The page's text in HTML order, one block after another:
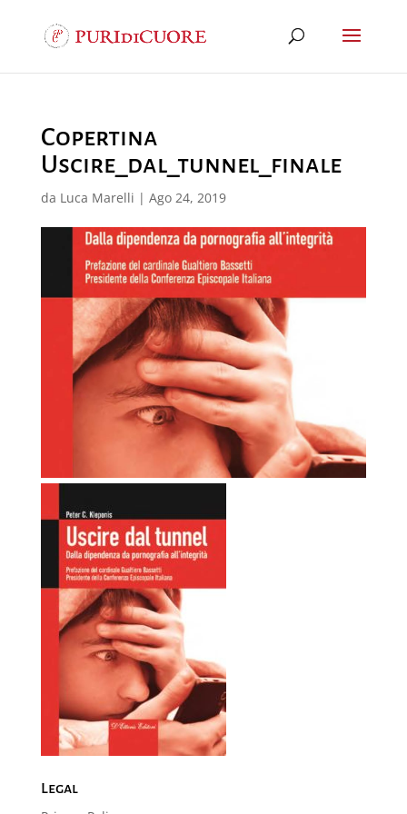
Copertina
Uscire_dal_tunnel_finale
da Luca Marelli | Ago 24, 2019
Legal